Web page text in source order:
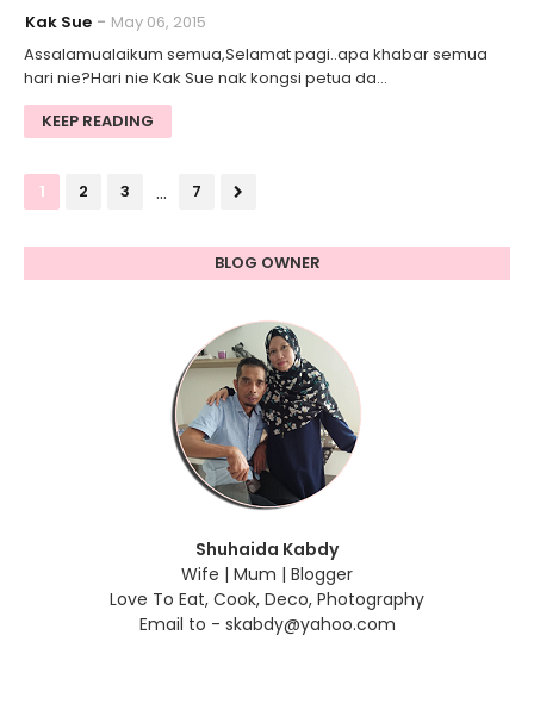
Kak Sue
May 06, 2015
Assalamualaikum semua,Selamat pagi..apa khabar semua
hari nie?Hari nie Kak Sue nak kongsi petua da…
KEEP READING
1 2 3 ... 7
BLOG OWNER
Shuhaida Kabdy
Wife | Mum | Blogger
Love To Eat, Cook, Deco, Photography
Email to - skabdy@yahoo.com